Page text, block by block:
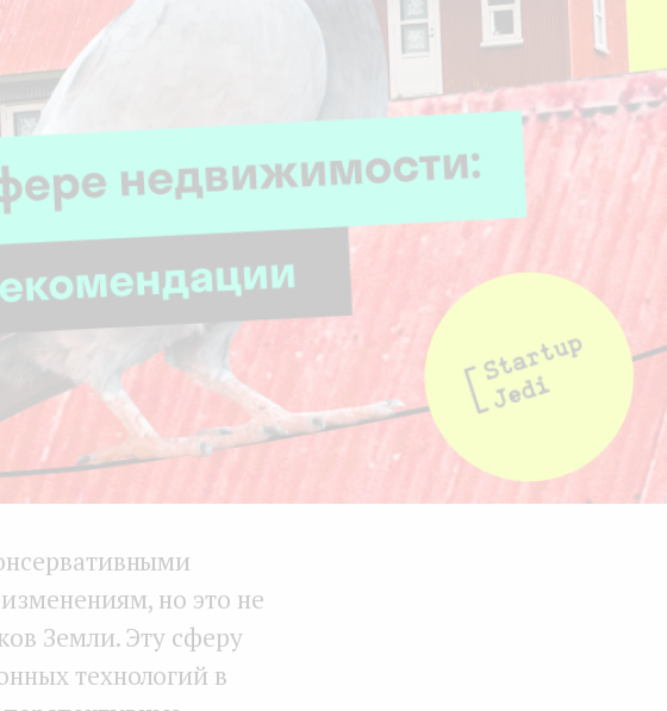
но это не
Земли. Эту сферу
технологий в